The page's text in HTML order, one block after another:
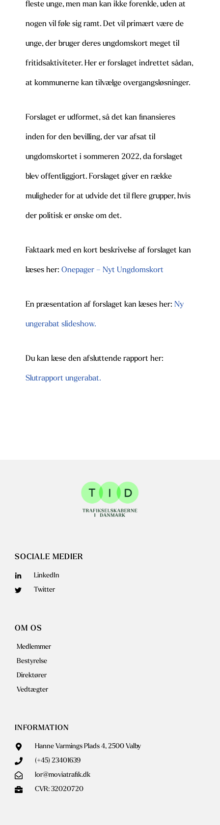
fleste unge, men man kan ikke forenkle, uden at
nogen vil føle sig ramt. Det vil primært være de
unge, der bruger deres ungdomskort meget til
fritidsaktiviteter. Her er forslaget indrettet sådan,
at kommunerne kan tilvælge overgangsløsninger.
Forslaget er udformet, så det kan finansieres
inden for den bevilling, der var afsat til
ungdomskortet i sommeren 2022, da forslaget
blev offentliggjort. Forslaget giver en række
muligheder for at udvide det til flere grupper, hvis
der politisk er ønske om det.
Faktaark med en kort beskrivelse af forslaget kan
læses her: Onepager – Nyt Ungdomskort
En præsentation af forslaget kan læses her: Ny
ungerabat slideshow.
Du kan læse den afsluttende rapport her:
Slutrapport ungerabat.
INFORMATION
Hanne Varmings Plads 4, 2500 Valby
(+45) 23401639
lor@moviatrafik.dk
CVR: 32020720
OM OS
Medlemmer
Bestyrelse
Direktører
Vedtægter
SOCIALE MEDIER
LinkedIn
Twitter